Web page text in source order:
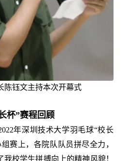
陈钰文主持本次开幕式
杯”赛程回顾
年深圳技术大学羽毛球“校长
赛上，各院队队员拼尽全力，
校学生拼搏向上的精神风貌！